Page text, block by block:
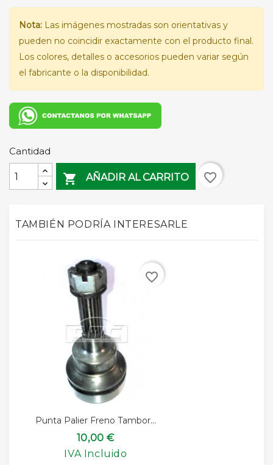
Nota: Las imágenes mostradas son orientativas y
pueden no coincidir exactamente con el producto final.
Los colores, detalles o accesorios pueden variar según
el fabricante o la disponibilidad.
Cantidad
 AÑADIR AL CARRITO favorite_border
TAMBIÉN PODRÍA INTERESARLE
Punta Palier Freno Tambor...
10,00 €
IVA Incluido
favorite_border